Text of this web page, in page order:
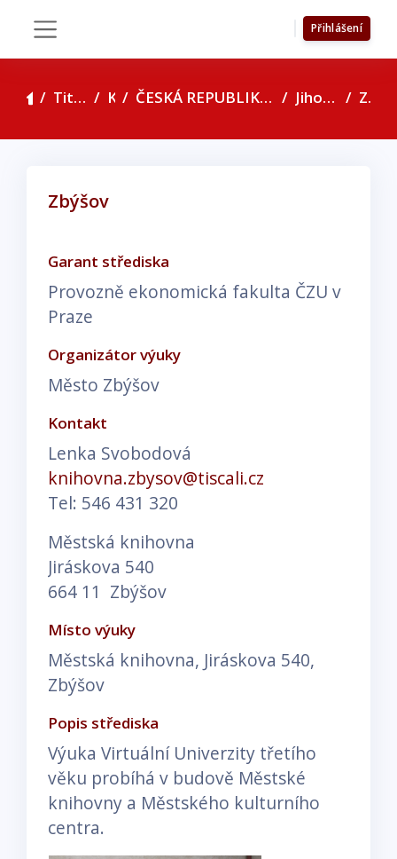
Přihlášení
Titulní stránka Kurzy ČESKÁ REPUBLIKA - seznam konzultačních středisek Jihomoravský kraj Zbýšov
Zbýšov
Garant střediska
Provozně ekonomická fakulta ČZU v
Praze
Organizátor výuky
Město Zbýšov
Kontakt
Lenka Svobodová
knihovna.zbysov@tiscali.cz
Tel: 546 431 320
Městská knihovna
Jiráskova 540
664 11 Zbýšov
Místo výuky
Městská knihovna, Jiráskova 540,
Zbýšov
Popis střediska
Výuka Virtuální Univerzity třetího
věku probíhá v budově Městské
knihovny a Městského kulturního
centra.